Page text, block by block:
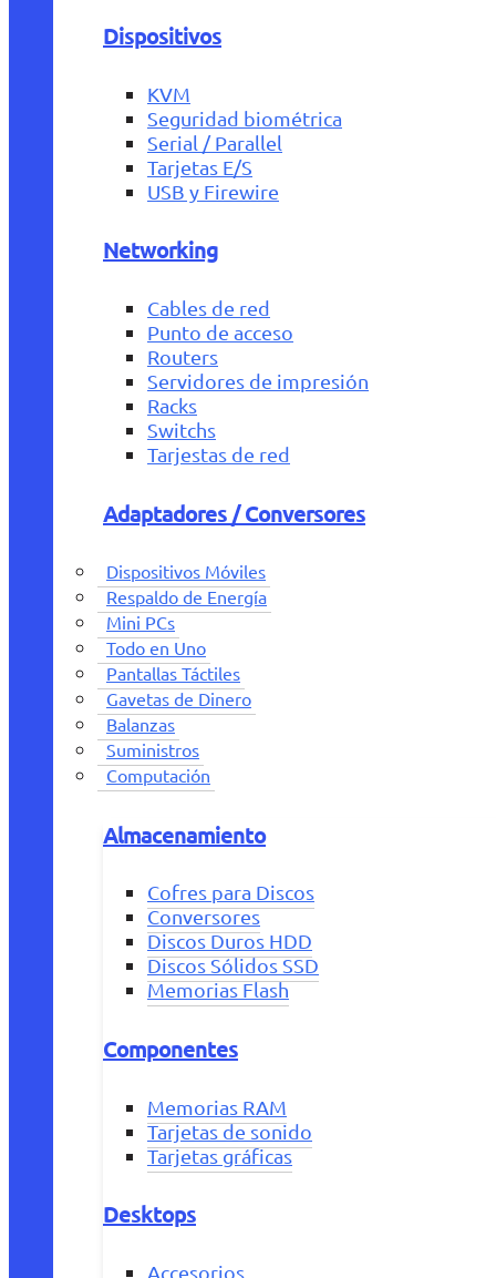
Dispositivos
KVM
Seguridad biométrica
Serial / Parallel
Tarjetas E/S
USB y Firewire
Networking
Cables de red
Punto de acceso
Routers
Servidores de impresión
Racks
Switchs
Tarjestas de red
Adaptadores / Conversores
Dispositivos Móviles
Respaldo de Energía
Mini PCs
Todo en Uno
Pantallas Táctiles
Gavetas de Dinero
Balanzas
Suministros
Computación
Almacenamiento
Cofres para Discos
Conversores
Discos Duros HDD
Discos Sólidos SSD
Memorias Flash
Componentes
Memorias RAM
Tarjetas de sonido
Tarjetas gráficas
Desktops
Accesorios